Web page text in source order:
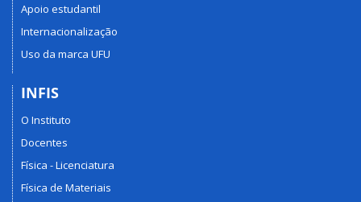
Apoio estudantil
Internacionalização
Uso da marca UFU
INFIS
O Instituto
Docentes
Física - Licenciatura
Física de Materiais